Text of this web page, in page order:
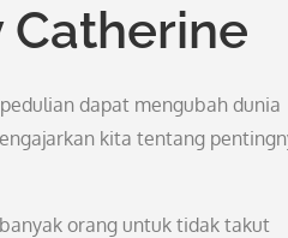
Catherine
dapat mengubah dunia
kita tentang
orang untuk tidak takut